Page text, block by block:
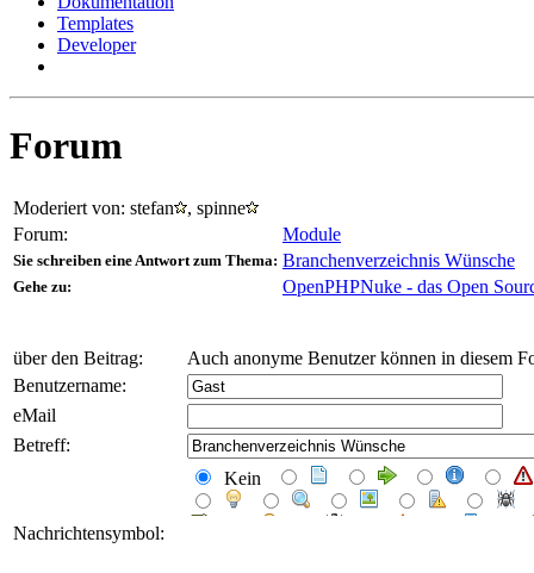
Templates
Developer
Forum
Moderiert von: stefan
, spinne
Forum:
Module
Sie schreiben eine Antwort zum Thema: Branchenverzeichnis Wünsche
Gehe zu: OpenPHPNuke - das Open
über den Beitrag:
Auch anonyme Benutzer können in diesem
Benutzername:
eMail
Betreff:
Nachrichtensymbol:
Kein